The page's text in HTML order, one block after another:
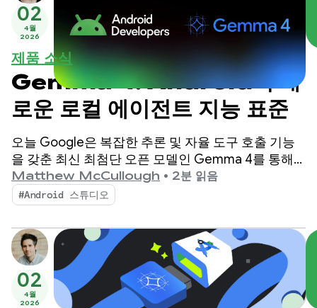
02
4월
2026
제품 소식
Gemma 4: Android의 새
로운 로컬 에이전트 지능 표준
오늘 Google은 복잡한 추론 및 자율 도구 호출 기능
을 갖춘 최신 최첨단 오픈 모델인 Gemma 4를 통해
Android 개발을 개선하고 있습니다.
Matthew McCullough • 2분 읽음
#Android 스튜디오
02
4월
2026